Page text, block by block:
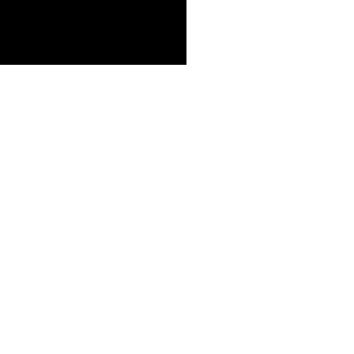
El Niño traz destruição